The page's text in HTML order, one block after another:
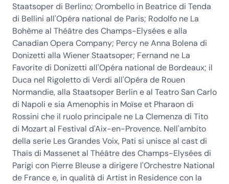
Staatsoper di Berlino; Orombello in Beatrice di Tenda
di Bellini all'Opéra national de Paris; Rodolfo ne La
Bohème al Théâtre des Champs-Elysées e alla
Canadian Opera Company; Percy ne Anna Bolena di
Donizetti alla Wiener Staatsoper; Fernand ne La
Favorite di Donizetti all'Opéra national de Bordeaux; il
Duca nel Rigoletto di Verdi all'Opéra de Rouen
Normandie, alla Staatsoper Berlin e al Teatro San Carlo
di Napoli e sia Amenophis in Moïse et Pharaon di
Rossini che il ruolo principale ne La Clemenza di Tito
di Mozart al Festival d'Aix-en-Provence. Nell'ambito
della serie Les Grandes Voix, Pati si unisce al cast di
Thaïs di Massenet al Théâtre des Champs-Elysées di
Parigi con Pierre Bleuse a dirigere l'Orchestre National
de France e, in qualità di Artist in Residence con la